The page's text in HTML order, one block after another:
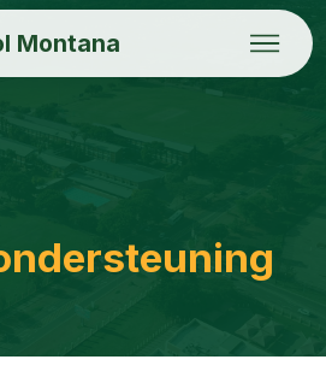
Montana